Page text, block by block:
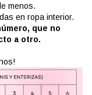
menos.
en ropa interior.
que no
a otro.